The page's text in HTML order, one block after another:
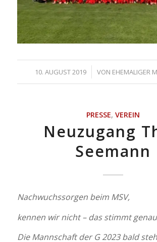
10. AUGUST 2019
/ VON EHEMALIGER
PRESSE, VEREIN
Neuzugang
Seemann
Nachwuchssorgen beim MSV,
kennen wir nicht – das stimmt
Die Mannschaft der G 2023 bald